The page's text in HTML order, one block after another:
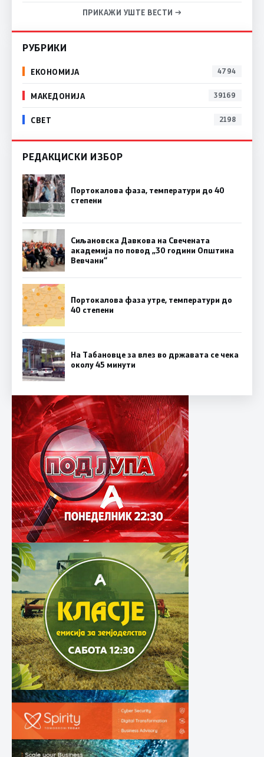
ПРИКАЖИ УШТЕ ВЕСТИ →
РУБРИКИ
ЕКОНОМИЈА 4794
МАКЕДОНИЈА 39169
СВЕТ 2198
РЕДАКЦИСКИ ИЗБОР
Портокалова фаза, температури до 40
степени
Сиљановска Давкова на Свечената
академија по повод „30 години Општина
Вевчани“
Портокалова фаза утре, температури до
40 степени
На Табановце за влез во државата се чека
околу 45 минути